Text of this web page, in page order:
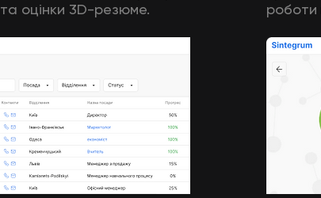
оцінки 3D-резюме.
роботи